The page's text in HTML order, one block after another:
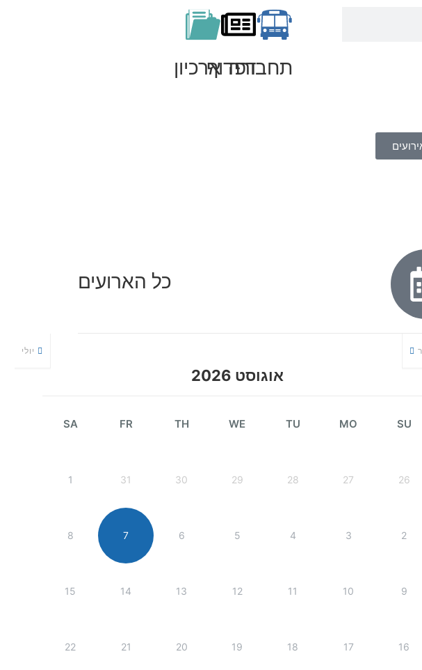
תחבורה
דפדוףארכיון
כל הארועים
יולי
אוגוסט 2026
SU
MO
TU
WE
TH
FR
SA
26
27
28
29
30
31
1
2
3
4
5
6
7
8
9
10
11
12
13
14
15
16
17
18
19
20
21
22